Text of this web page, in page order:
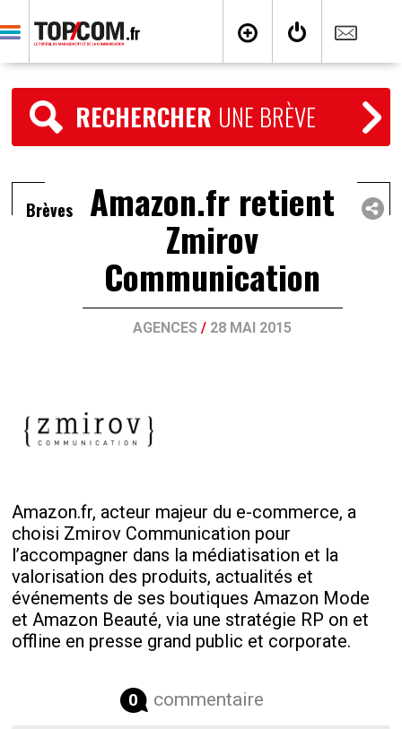
RECHERCHER UNE BRÈVE
Brèves Amazon.fr retient
Zmirov
Communication
AGENCES / 28 MAI 2015
Amazon.fr, acteur majeur du e-commerce, a
choisi Zmirov Communication pour
l’accompagner dans la médiatisation et la
valorisation des produits, actualités et
événements de ses boutiques Amazon Mode
et Amazon Beauté, via une stratégie RP on et
offline en presse grand public et corporate.
0 commentaire